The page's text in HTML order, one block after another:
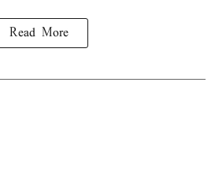
Read More